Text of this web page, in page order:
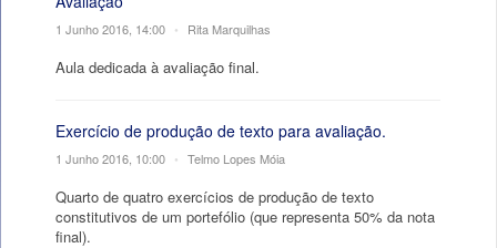
1 Junho 2016, 14:00 • Rita Marquilhas
Aula dedicada à avaliação final.
Exercício de produção de texto para avaliação.
1 Junho 2016, 10:00 • Telmo Lopes Móia
Quarto de quatro exercícios de produção de texto
constitutivos de um portefólio (que representa 50% da nota
final).